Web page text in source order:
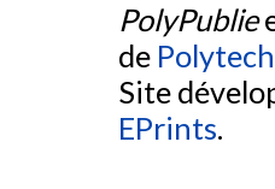
PolyPublie
de
Site
EPrints.